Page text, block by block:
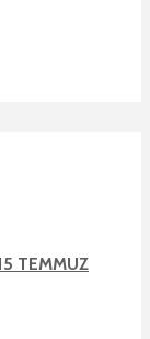
TEMMUZ